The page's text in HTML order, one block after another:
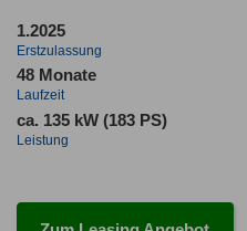
1.2025
Erstzulassung
48 Monate
Laufzeit
ca. 135 kW (183 PS)
Leistung